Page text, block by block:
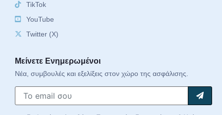
TikTok
YouTube
Twitter (X)
Μείνετε Ενημερωμένοι
Νέα, συμβουλές και εξελίξεις στον χώρο της ασφάλισης.